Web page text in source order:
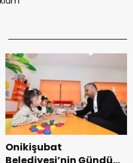
Onikişubat